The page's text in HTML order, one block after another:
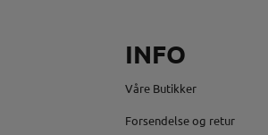
INFO
Våre Butikker
Forsendelse og retur